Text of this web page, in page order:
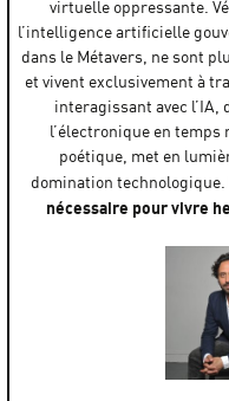
virtuelle oppressante.
l’intelligence artificielle
dans le Métavers, ne sont
et vivent exclusivement à
interagissant avec l’IA,
l’électronique en
poétique, met en
domination technologique.
nécessaire pour vivre